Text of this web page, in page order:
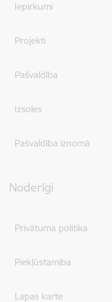
Iepirkumi
Projekti
Pašvaldība
Izsoles
Pašvaldība iznomā
Noderīgi
Privātuma politika
Piekļūstamība
Lapas karte